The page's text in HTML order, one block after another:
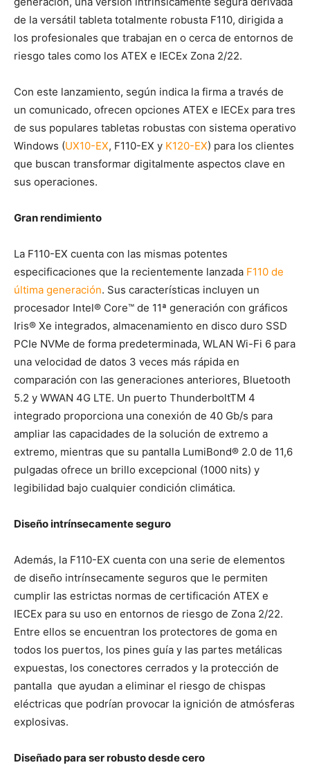
de la versátil tableta totalmente robusta F110, dirigida a
los profesionales que trabajan en o cerca de entornos de
riesgo tales como los ATEX e IECEx Zona 2/22.
Con este lanzamiento, según indica la firma a través de
un comunicado, ofrecen opciones ATEX e IECEx para tres
de sus populares tabletas robustas con sistema operativo
Windows (UX10-EX, F110-EX y K120-EX) para los clientes
que buscan transformar digitalmente aspectos clave en
sus operaciones.
Gran rendimiento
La F110-EX cuenta con las mismas potentes
especificaciones que la recientemente lanzada F110 de
última generación. Sus características incluyen un
procesador Intel® Core™ de 11ª generación con gráficos
Iris® Xe integrados, almacenamiento en disco duro SSD
PCIe NVMe de forma predeterminada, WLAN Wi-Fi 6 para
una velocidad de datos 3 veces más rápida en
comparación con las generaciones anteriores, Bluetooth
5.2 y WWAN 4G LTE. Un puerto ThunderboltTM 4
integrado proporciona una conexión de 40 Gb/s para
ampliar las capacidades de la solución de extremo a
extremo, mientras que su pantalla LumiBond® 2.0 de 11,6
pulgadas ofrece un brillo excepcional (1000 nits) y
legibilidad bajo cualquier condición climática.
Diseño intrínsecamente seguro
Además, la F110-EX cuenta con una serie de elementos
de diseño intrínsecamente seguros que le permiten
cumplir las estrictas normas de certificación ATEX e
IECEx para su uso en entornos de riesgo de Zona 2/22.
Entre ellos se encuentran los protectores de goma en
todos los puertos, los pines guía y las partes metálicas
expuestas, los conectores cerrados y la protección de
pantalla que ayudan a eliminar el riesgo de chispas
eléctricas que podrían provocar la ignición de atmósferas
explosivas.
Diseñado para ser robusto desde cero